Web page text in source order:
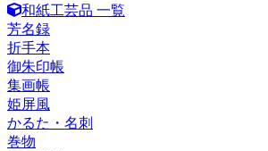
和紙工芸品 一覧
芳名録
折手本
御朱印帳
集画帳
姫屏風
かるた・名刺
巻物